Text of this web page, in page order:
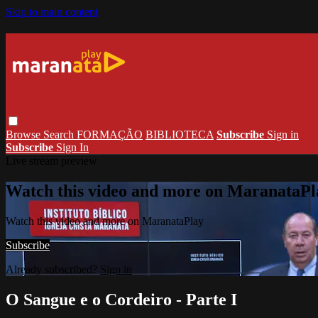
Skip to main content
Browse Search FORMAÇÃO BIBLIOTECA Subscribe Sign in
Subscribe Sign In
Watch this video and more on
Watch this video and more on MaranataPlay
Subscribe
Already subscribed? Sign in
O Sangue e o Cordeiro - Parte I